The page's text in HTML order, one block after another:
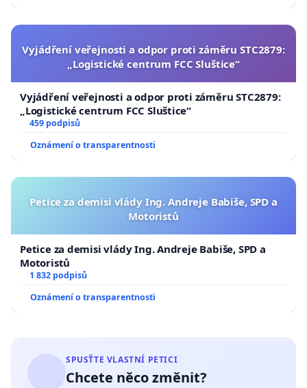
Vyjádření veřejnosti a odpor proti záměru STC2879:
„Logistické centrum FCC Sluštice“
Vyjádření veřejnosti a odpor proti záměru STC2879:
„Logistické centrum FCC Sluštice“
459 podpisů
Oznámení o transparentnosti
Petice za demisi vlády Ing. Andreje Babiše, SPD a
Motoristů
Petice za demisi vlády Ing. Andreje Babiše, SPD a
Motoristů
1 832 podpisů
Oznámení o transparentnosti
SPUSŤTE VLASTNÍ PETICI
Chcete něco změnit?